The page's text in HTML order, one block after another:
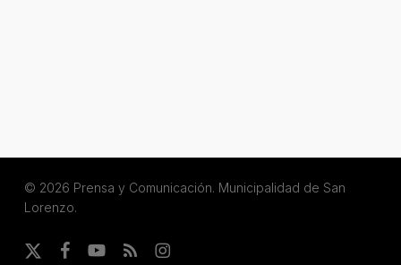
© 2026 Prensa y Comunicación. Municipalidad de San
Lorenzo.
x-
facebookyoutube
RSS instagram